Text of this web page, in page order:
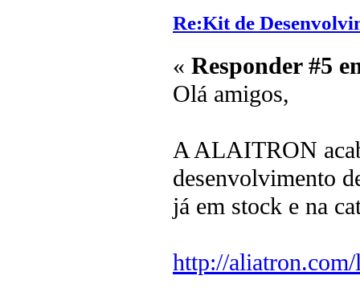
Re:Kit de
« Responder #5
Olá amigos,
A ALAITRON
desenvolvimento
já em stock e na
http://